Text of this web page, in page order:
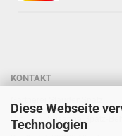
Diese Webseite
Technologien
KONTAKT
Dipl.-Ing. Susanne Spatz-